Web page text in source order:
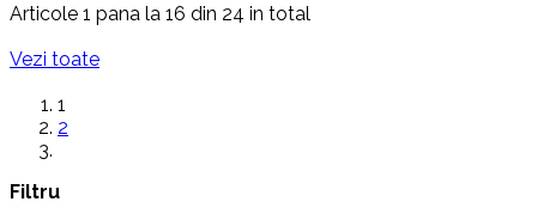
Articole 1 pana la 16 din 24 in total
Vezi toate
1
2
Filtru